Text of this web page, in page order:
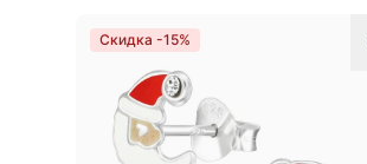
Скидка -15%